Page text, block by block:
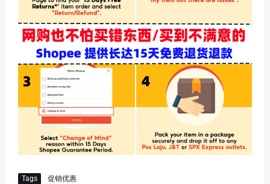
Tags 促销优惠